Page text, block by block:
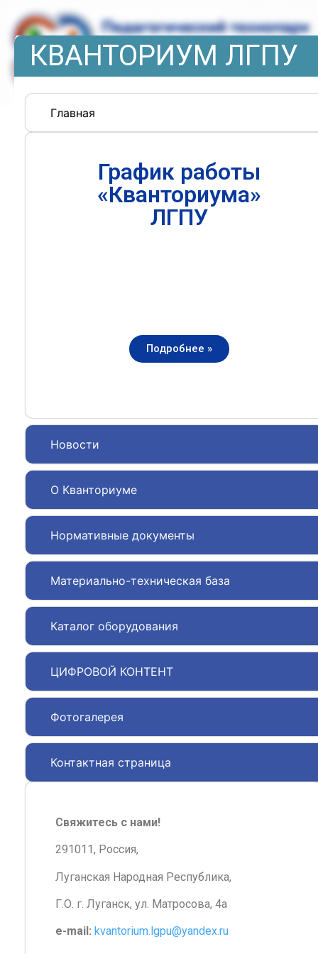
КВАНТОРИУМ ЛГПУ
Главная
Новости
О Кванториуме
Нормативные документы
Материально-техническая база
Каталог оборудования
ЦИФРОВОЙ КОНТЕНТ
Фотогалерея
Контактная страница
График работы
«Кванториума»
ЛГПУ
Подробнее »
Свяжитесь с нами!
291011, Россия,
Луганская Народная Республика,
Г.О. г. Луганск, ул. Матросова, 4а
e-mail: kvantorium.lgpu@yandex.ru